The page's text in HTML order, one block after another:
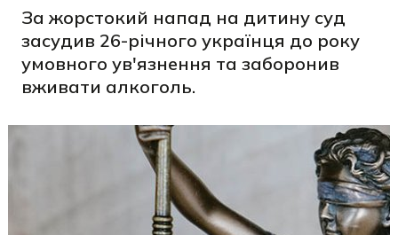
За жорстокий напад на дитину суд
засудив 26-річного українця до року
умовного ув'язнення та заборонив
вживати алкоголь.